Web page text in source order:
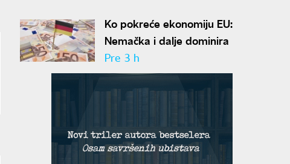
Ko pokreće ekonomiju EU:
Nemačka i dalje dominira
Pre 3 h